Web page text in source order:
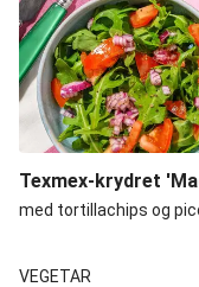
Texmex-krydret
med tortillachips og
VEGETAR